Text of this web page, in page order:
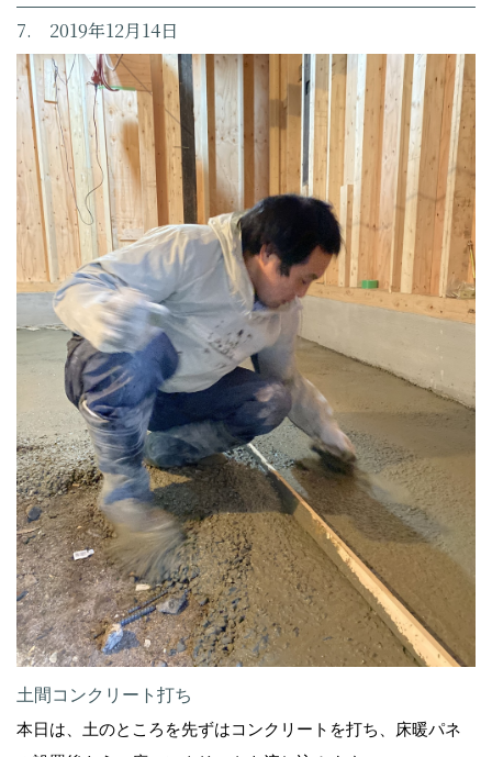
7. 2019年12月14日
土間コンクリート打ち
本日は、土のところを先ずはコンクリートを打ち、床暖パネ